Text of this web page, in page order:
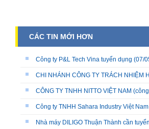
CÁC TIN MỚI HƠN
Công ty P&L Tech Vina tuyển dụng (07/
CHI NHÁNH CÔNG TY TRÁCH NHIỆM
CÔNG TY TNHH NITTO VIỆT NAM
Công ty TNHH Sahara Industry Việt
Nhà máy DILIGO Thuận Thành cần